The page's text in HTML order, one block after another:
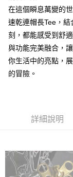
ATM付款
全家取貨付款
每筆NT$60，滿
7-11取貨付款
付款後7-11取貨
每筆NT$60，滿
在這個瞬息萬變的
速乾連帽長Tee，
刻，都能感受到舒
與功能完美融合，
你生活中的亮點，
的冒險。
詳細說明